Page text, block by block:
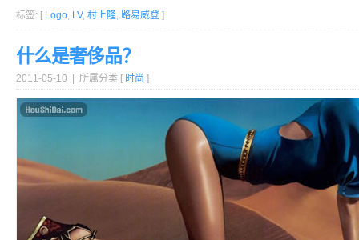
标签: [ Logo, LV, 村上隆, 路易威登 ]
什么是奢侈品？
2011-05-10 | 所属分类 [ 时尚 ]